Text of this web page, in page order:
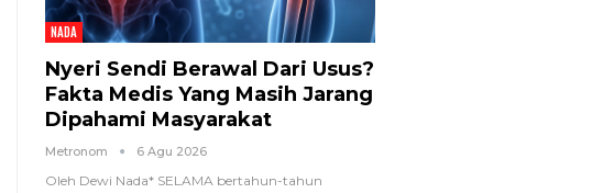
NADA
Nyeri Sendi Berawal Dari Usus?
Fakta Medis Yang Masih Jarang
Dipahami Masyarakat
Metronom 6 Agu 2026
Oleh Dewi Nada* SELAMA bertahun-tahun